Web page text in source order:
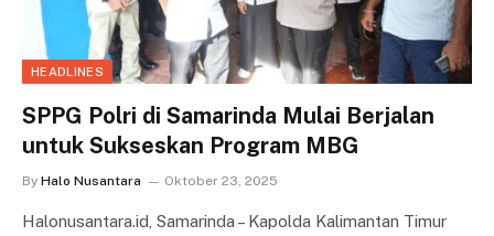
HEADLINES
SPPG Polri di Samarinda Mulai Berjalan
untuk Sukseskan Program MBG
By Halo Nusantara Oktober 23, 2025
Halonusantara.id, Samarinda – Kapolda Kalimantan Timur